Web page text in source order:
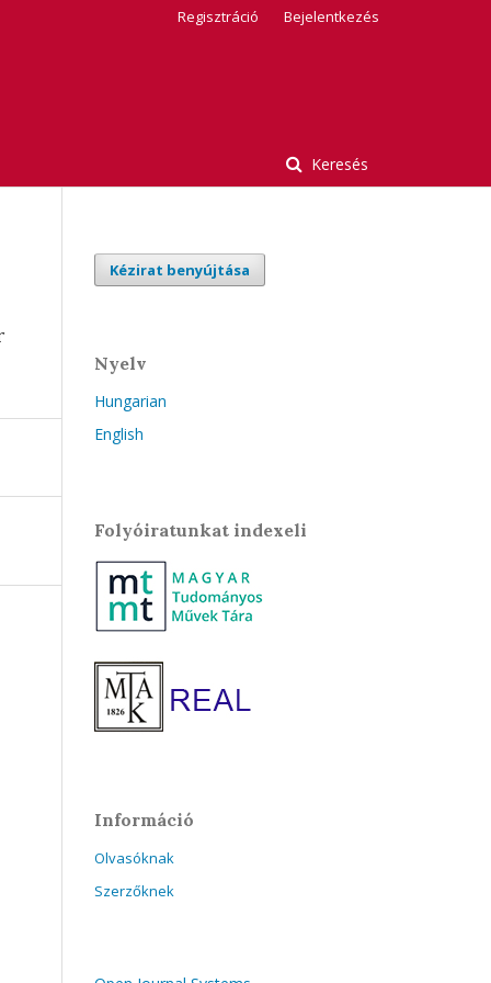
Keresés
Regisztráció Bejelentkezés
Kézirat benyújtása
Nyelv
Hungarian
English
Folyóiratunkat indexeli
Információ
Olvasóknak
Szerzőknek